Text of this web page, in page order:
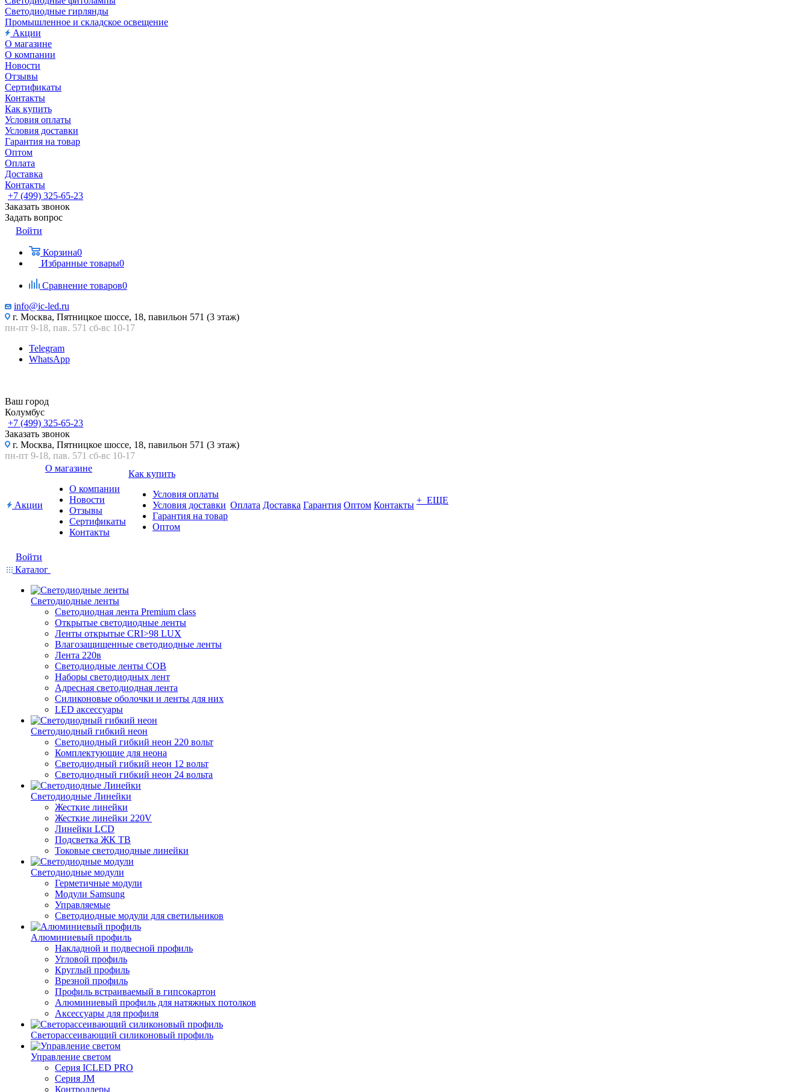
Светодиодные гирлянды
Промышленное и складское освещение
Акции
О магазине
О компании
Новости
Отзывы
Сертификаты
Контакты
Как купить
Условия оплаты
Условия доставки
Гарантия на товар
Оптом
Оплата
Доставка
Контакты
+7 (499) 325-65-23
Заказать звонок
Задать вопрос
Войти
Корзина0
Избранные товары0
Сравнение товаров0
info@ic-led.ru
г. Москва, Пятницкое шоссе, 18, павильон 571 (3 этаж)
пн-пт 9-18, пав. 571 сб-вс 10-17
Telegram
WhatsApp
Ваш город
Колумбус
+7 (499) 325-65-23
Заказать звонок
г. Москва, Пятницкое шоссе, 18, павильон 571 (3 этаж)
пн-пт 9-18, пав. 571 сб-вс 10-17
Акции
О магазине
О компании
Новости
Отзывы
Сертификаты
Контакты
Как купить
Условия оплаты
Условия доставки
Гарантия на товар
Оптом
Оплата Доставка Гарантия Оптом Контакты + ЕЩЕ
Войти
Каталог
Светодиодные ленты
Светодиодная лента Premium class
Открытые светодиодные ленты
Ленты открытые CRI>98 LUX
Влагозащищенные светодиодные ленты
Лента 220в
Светодиодные ленты COB
Наборы светодиодных лент
Адресная светодиодная лента
Силиконовые оболочки и ленты для них
LED аксессуары
Светодиодный гибкий неон
Светодиодный гибкий неон 220 вольт
Комплектующие для неона
Светодиодный гибкий неон 12 вольт
Светодиодный гибкий неон 24 вольта
Светодиодные Линейки
Жесткие линейки
Жесткие линейки 220V
Линейки LCD
Подсветка ЖК ТВ
Токовые светодиодные линейки
Светодиодные модули
Герметичные модули
Модули Samsung
Управляемые
Светодиодные модули для светильников
Алюминиевый профиль
Накладной и подвесной профиль
Угловой профиль
Круглый профиль
Врезной профиль
Профиль встраиваемый в гипсокартон
Алюминиевый профиль для натяжных потолков
Аксессуары для профиля
Светорассеивающий силиконовый профиль
Управление светом
Серия ICLED PRO
Серия JM
Контроллеры